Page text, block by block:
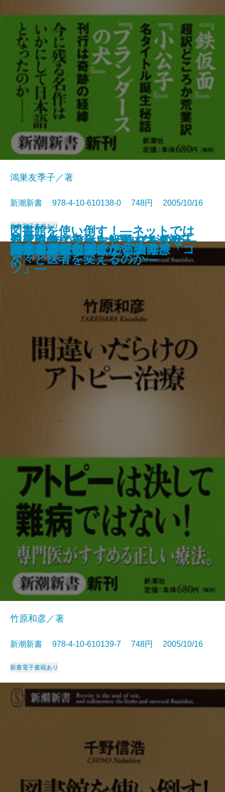
自爆テロリストの正体
東大法学部
「小皇帝」世代の中国
ろくろ首の首はなぜ伸びるのか―
遊ぶ生物学への招待―
国家の品格
満州と自民党
日露戦争に投資した男―ユダヤ人
銀行家の日記―
知床に生きる―大船頭・大瀬初三
郎とオホーツクの海―
人は見た目が9割
明治大正 翻訳ワンダーランド
鴻巣友季子／著
新潮新書 978-4-10-610138-0 748円 2005/10/16
新書電子書籍あり
間違いだらけのアトピー治療
竹原和彦／著
新潮新書 978-4-10-610139-7 748円 2005/10/16
新書電子書籍あり
図書館を使い倒す！―ネットでは
できない資料探しの「技」と「コ
ツ」―
阿片の中国史
ドクター・ショッピング―なぜ
次々と医者を変えるのか―
コクと旨味の秘密
話せぬ若手と聞けない上司
戦後教育で失われたもの
1985年
自動車が危ない
虎屋 和菓子と歩んだ五百年